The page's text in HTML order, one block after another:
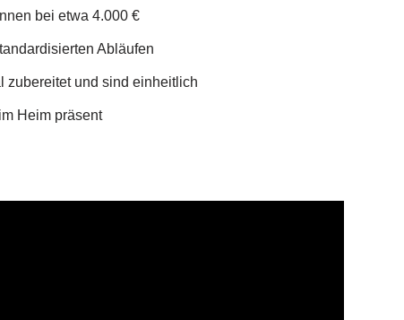
bei etwa 4.000 €
Abläufen
zubereitet und sind einheitlich
Heim präsent